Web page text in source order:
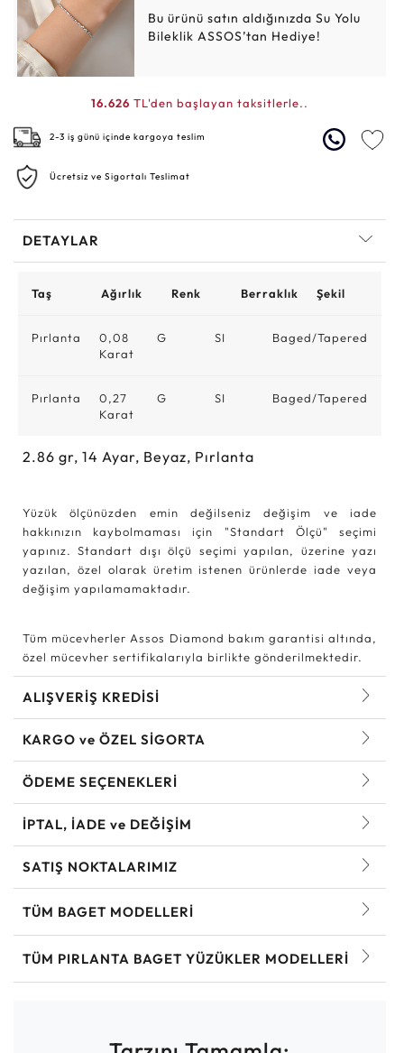
Bu ürünü satın aldığınızda Su Yolu
Bileklik ASSOS’tan Hediye!
16.626 TL'den başlayan taksitlerle..
2-3 iş günü içinde kargoya teslim
Ücretsiz ve Sigortalı Teslimat
DETAYLAR
Taş Ağırlık Renk Berraklık Şekil
Pırlanta
0,08
Karat
G SI Baged/Tapered
Pırlanta
0,27
Karat
G SI Baged/Tapered
2.86 gr, 14 Ayar, Beyaz, Pırlanta
Yüzük ölçünüzden emin değilseniz değişim ve iade
hakkınızın kaybolmaması için "Standart Ölçü" seçimi
yapınız. Standart dışı ölçü seçimi yapılan, üzerine yazı
yazılan, özel olarak üretim istenen ürünlerde iade veya
değişim yapılamamaktadır.
Tüm mücevherler Assos Diamond bakım garantisi altında,
özel mücevher sertifikalarıyla birlikte gönderilmektedir.
ALIŞVERİŞ KREDİSİ
KARGO ve ÖZEL SİGORTA
ÖDEME SEÇENEKLERİ
İPTAL, İADE ve DEĞİŞİM
SATIŞ NOKTALARIMIZ
TÜM BAGET MODELLERI
TÜM PIRLANTA BAGET YÜZÜKLER MODELLERI